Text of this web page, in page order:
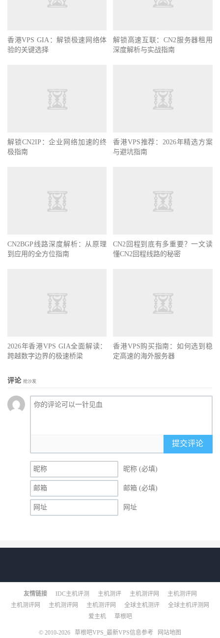
香港VPS GIA：解锁极速网络体
验的关键选择
解锁高速互联：CN2服务器租用
深度解析与实战指南
解锁CN2IP：企业网络加速的终
极指南
香港VPS推荐：2026年精选方案
与避坑指南
CN2BGP线路深度解析：从原理
到应用的全方位指南
CN2回程到底有多重要？一文读
懂CN2回程线路的秘密
2026年香港VPS GIA全面解读：
跨越数字边界的极速桥梁
香港VPS购买指南：如何选到稳
定高速的海外服务器
评论 抢沙发
提交评论
昵称 (必填)
邮箱 (必填)
网址
友情链接 IDC主机评测 主机测评 主机测评网
主机测评网
主机测评网
主机测评网 主机测评网 全球主机测评
全球主机评测网
爱主机
草根吧
© 2010-2026 草根吧VPS_最新VPS信息参考 网站地图